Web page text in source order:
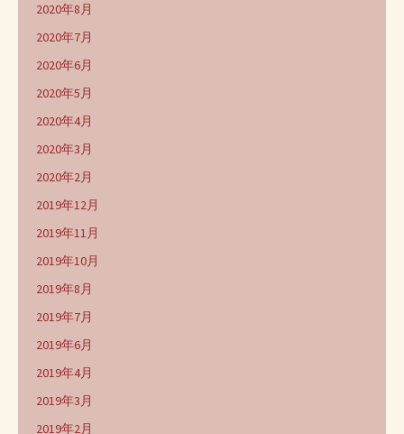
2020年8月
2020年7月
2020年6月
2020年5月
2020年4月
2020年3月
2020年2月
2019年12月
2019年11月
2019年10月
2019年8月
2019年7月
2019年6月
2019年4月
2019年3月
2019年2月